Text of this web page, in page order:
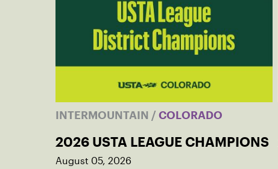
INTERMOUNTAIN / COLORADO
2026 USTA LEAGUE CHAMPIONS
August 05, 2026